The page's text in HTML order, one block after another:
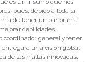
es un insumo que nos
pues, debido a toda la
de tener un panorama
debilidades.
coordinador general y tener
entregará una visión global
de las mallas innovadas,